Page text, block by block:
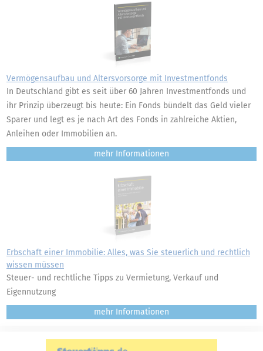
Vermögensaufbau und Altersvorsorge mit Investmentfonds
In Deutschland gibt es seit über 60 Jahren Investmentfonds und
ihr Prinzip überzeugt bis heute: Ein Fonds bündelt das Geld vieler
Sparer und legt es je nach Art des Fonds in zahlreiche Aktien,
Anleihen oder Immobilien an.
mehr
Erbschaft einer Immobilie: Alles, was Sie steuerlich und rechtlich
wissen müssen
Steuer- und rechtliche Tipps zu Vermietung, Verkauf und
Eigennutzung
mehr